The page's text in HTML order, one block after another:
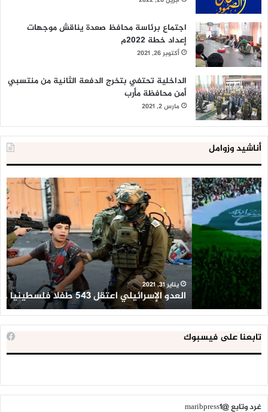
اجتماع برئاسة محافظ صعدة يناقش موجهات
إعداد خطة 2022م
أكتوبر 26, 2021
الداخلية تحتفي بتخرج الدفعة الثانية من منتسبي
أمن محافظة مأرب
مارس 2, 2021
أناشيد وزوامل
العدو
الإسرائيلي
اعتقل
543
طفلا
فلسطينيا
خلال
2020
يناير 31, 2021
العدو الإسرائيلي اعتقل 543 طفلا فلسطينيا خلال 2020
تابعنا على فيسبوك
غرد وتابع @maribpress1